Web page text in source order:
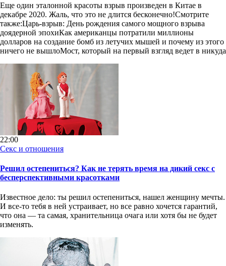
Еще один эталонной красоты взрыв произведен в Китае в
декабре 2020. Жаль, что это не длится бесконечно!Смотрите
также:Царь-взрыв: День рождения самого мощного взрыва
доядерной эпохиКак американцы потратили миллионы
долларов на создание бомб из летучих мышей и почему из этого
ничего не вышлоМост, который на первый взгляд ведет в никуда
22:00
Секс и отношения
Решил остепениться? Как не терять время на дикий секс с
бесперспективными красотками
Известное дело: ты решил остепениться, нашел женщину мечты.
И все-то тебя в ней устраивает, но все равно хочется гарантий,
что она — та самая, хранительница очага или хотя бы не будет
изменять.